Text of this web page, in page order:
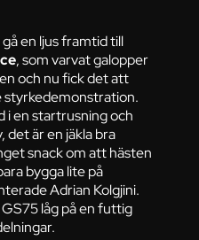
en ljus framtid till
, som varvat galopper
och nu fick det att
styrkedemonstration.
en startrusning och
det är en jäkla bra
snack om att hästen
bygga lite på
Adrian Kolgjini.
låg på en futtig